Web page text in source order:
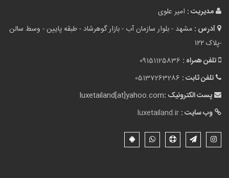
مدیریت : امیر علوی
آدرس : مشهد - بلوار سازمان آب - بازار گوهرشاد - طبقه پایین - وسط سالن
-پلاک ۱۲۲
تلفن همراه : 09151125836
تلفن ثابت : 05137263286
پست الکترونیک :luxetailand[at]yahoo.com
وب سایت : luxetailand.ir